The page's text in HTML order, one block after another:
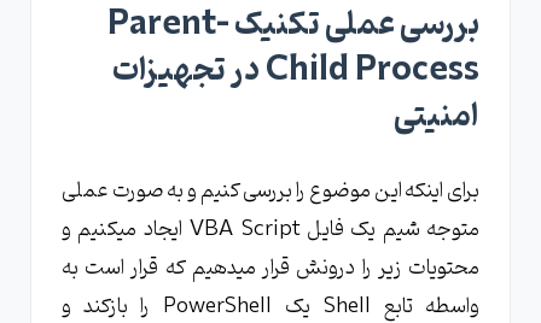
بررسی عملی تکنیک Parent-
Child Process در تجهیزات
امنیتی
برای اینکه این موضوع را بررسی کنیم و به صورت عملی
متوجه شیم یک فایل VBA Script ایجاد میکنیم و
محتويات زیر را درونش قرار میدهیم که قرار است به
واسطه تابع Shell یک PowerShell را بازکند و